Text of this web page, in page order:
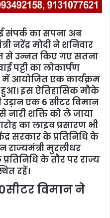
संपर्क का सपना अब
नरेंद्र मोदी ने शनिवार
से उन्नत किए गए सतना
पट्टी का लोकार्पण
में आयोजित एक कार्यक्रम
इस ऐतिहासिक मौके
उड़ान एक 6 सीटर विमान
नारी शक्ति को ले जाया
का लाइव प्रसारण भी
सरकार के प्रतिनिधि के
राज्यमंत्री मुरलीधर
के तौर पर राज्य
रहें।
विमान ने